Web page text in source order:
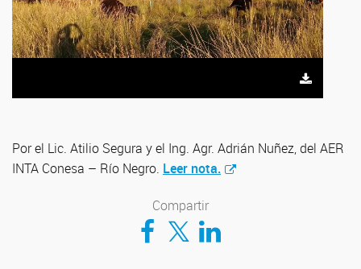
Por el Lic. Atilio Segura y el Ing. Agr. Adrián Nuñez, del AER
INTA Conesa – Río Negro. Leer nota.
Compartir
Compartir en Facebook Compartir en Twitter Compartir en LinkedIn